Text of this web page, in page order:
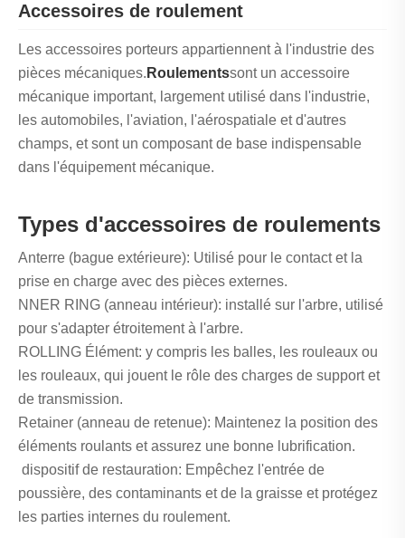
Accessoires de roulement
Les accessoires porteurs appartiennent à l'industrie des
pièces mécaniques‌. Roulementssont un accessoire
mécanique important, largement utilisé dans l'industrie,
les automobiles, l'aviation, l'aérospatiale et d'autres
champs, et sont un composant de base indispensable
dans l'équipement mécanique.
Types d'accessoires de roulements
‌Anterre (bague extérieure): Utilisé pour le contact et la
prise en charge avec des pièces externes.
‌NNER RING (anneau intérieur): installé sur l'arbre, utilisé
pour s'adapter étroitement à l'arbre.
‌ROLLING Élément‌: y compris les balles, les rouleaux ou
les rouleaux, qui jouent le rôle des charges de support et
de transmission.
‌Retainer (anneau de retenue): Maintenez la position des
éléments roulants et assurez une bonne lubrification.
‌ dispositif de restauration‌: Empêchez l'entrée de
poussière, des contaminants et de la graisse et protégez
les parties internes du roulement.